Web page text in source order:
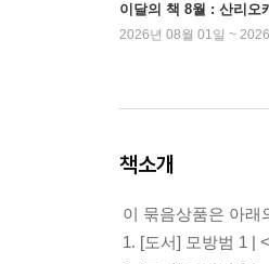
이달의 책 8월 : 산리오
2026년 08월 01일 ~
책소개
이 묶음상품은 아래
1. [도서] 모방범 1 |